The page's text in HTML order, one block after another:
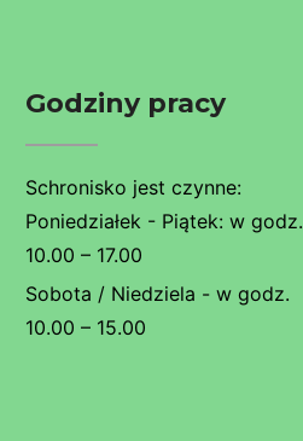
Godziny pracy
Schronisko jest czynne:
Poniedziałek - Piątek: w godz.
10.00 – 17.00
Sobota / Niedziela - w godz.
10.00 – 15.00